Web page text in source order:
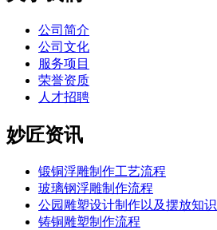
公司简介
公司文化
服务项目
荣誉资质
人才招聘
妙匠资讯
锻铜浮雕制作工艺流程
玻璃钢浮雕制作流程
公园雕塑设计制作以及摆放知识
铸铜雕塑制作流程